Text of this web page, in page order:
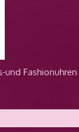
und Fashionuhren